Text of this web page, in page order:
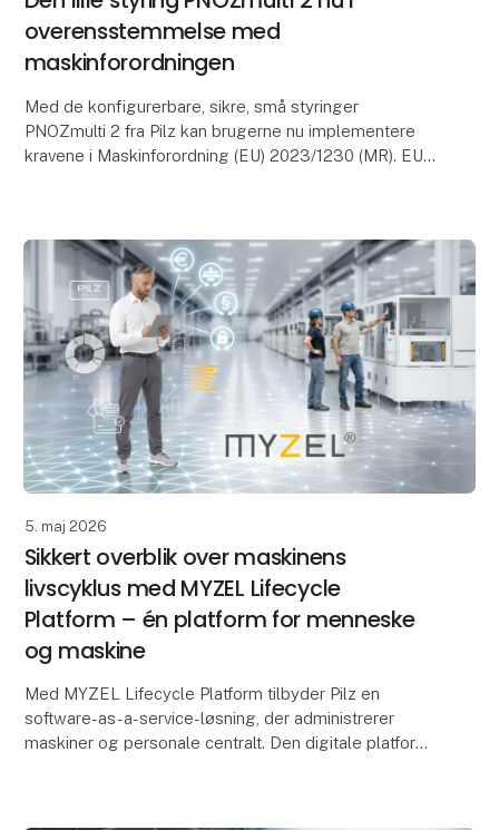
overensstemmelse med
maskinforordningen
Med de konfigurerbare, sikre, små styringer
PNOZmulti 2 fra Pilz kan brugerne nu implementere
kravene i Maskinforordning (EU) 2023/1230 (MR). EU-
5. maj 2026
Sikkert overblik over maskinens
livscyklus med MYZEL Lifecycle
Platform – én platform for menneske
og maskine
Med MYZEL Lifecycle Platform tilbyder Pilz en
software-as-a-service-løsning, der administrerer
maskiner og personale centralt. Den digitale platform